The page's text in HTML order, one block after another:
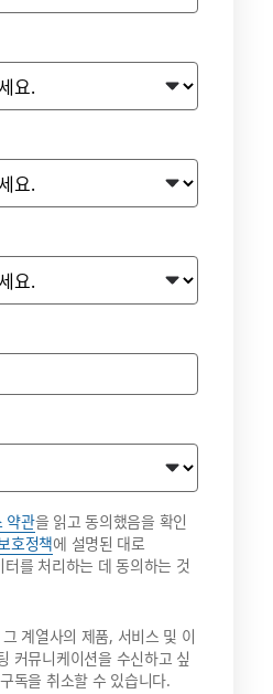
약관을 읽고 동의했음을 확인
호정책에 설명된 대로
를 처리하는 데 동의하는 것
계열사의 제품, 서비스 및 이
커뮤니케이션을 수신하고 싶
독을 취소할 수 있습니다.